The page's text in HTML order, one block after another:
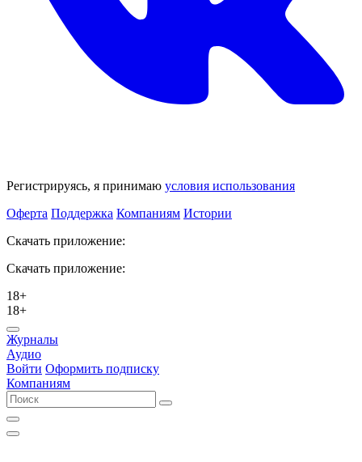
Регистрируясь, я принимаю условия использования
Оферта Поддержка Компаниям Истории
Скачать приложение:
Скачать приложение:
18+
18+
Журналы
Аудио
Войти Оформить подписку
Компаниям